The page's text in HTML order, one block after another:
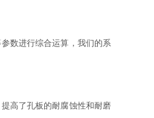
数进行综合运算，我们的系
高了孔板的耐腐蚀性和耐磨